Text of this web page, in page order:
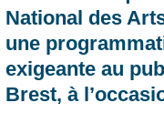
National des
une
exigeante au
Brest, à